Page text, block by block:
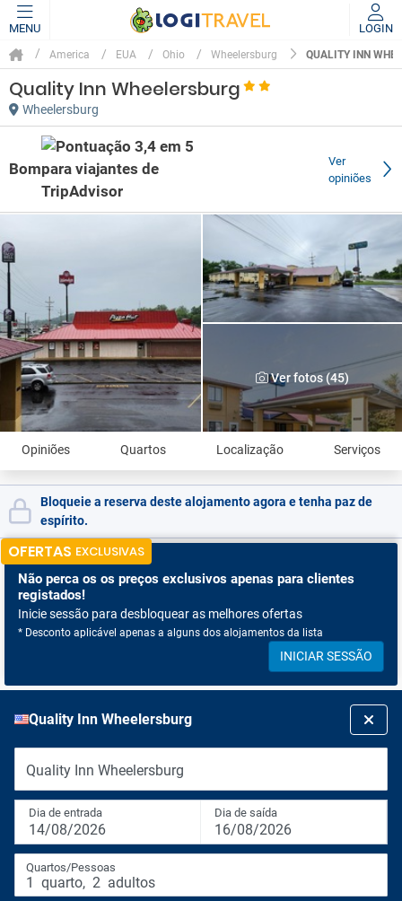
MENU LOGIN
America EUA Ohio Wheelersburg QUALITY INN
Quality Inn Wheelersburg
Wheelersburg
Bom
Ver
opiniões
Ver fotos (45)
Opiniões Quartos Localização Serviços
Bloqueie a reserva deste alojamento agora e tenha paz de
espírito.
OFERTAS EXCLUSIVAS
Não perca os os preços exclusivos apenas para clientes
registados!
Inicie sessão para desbloquear as melhores ofertas
* Desconto aplicável apenas a alguns dos alojamentos da lista
INICIAR SESSÃO
Quality Inn Wheelersburg
Quality Inn Wheelersburg
Dia de entrada
14/08/2026
Dia de saída
16/08/2026
Quartos/Pessoas
1 quarto, 2 adultos